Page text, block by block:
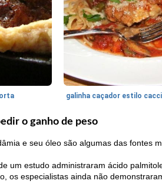
galinha caçador estilo
o ganho de peso
e seu óleo são algumas das fontes
um estudo administraram ácido
os especialistas ainda não